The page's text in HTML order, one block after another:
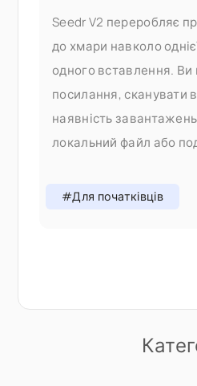
Seedr V2 переробляє
до хмари навколо
одного вставлення.
посилання, сканувати
наявність
локальний файл або
перемикання вкладок.
#Для початківців